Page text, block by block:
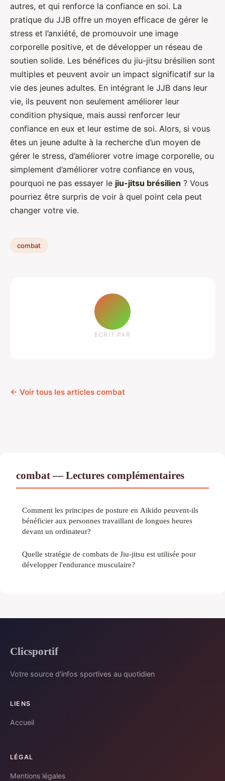
autres, et qui renforce la confiance en soi. La
pratique du JJB offre un moyen efficace de gérer le
stress et l’anxiété, de promouvoir une image
corporelle positive, et de développer un réseau de
soutien solide. Les bénéfices du jiu-jitsu brésilien sont
multiples et peuvent avoir un impact significatif sur la
vie des jeunes adultes. En intégrant le JJB dans leur
vie, ils peuvent non seulement améliorer leur
condition physique, mais aussi renforcer leur
confiance en eux et leur estime de soi. Alors, si vous
êtes un jeune adulte à la recherche d’un moyen de
gérer le stress, d’améliorer votre image corporelle, ou
simplement d’améliorer votre confiance en vous,
pourquoi ne pas essayer le jiu-jitsu brésilien ? Vous
pourriez être surpris de voir à quel point cela peut
changer votre vie.
combat
ECRIT PAR
← Voir tous les articles combat
combat — Lectures complémentaires
Comment les principes de posture en Aikido peuvent-ils
bénéficier aux personnes travaillant de longues heures
devant un ordinateur?
Quelle stratégie de combats de Jiu-jitsu est utilisée pour
développer l'endurance musculaire?
Clicsportif
Votre source d'infos sportives au quotidien
LIENS
Accueil
LÉGAL
Mentions légales